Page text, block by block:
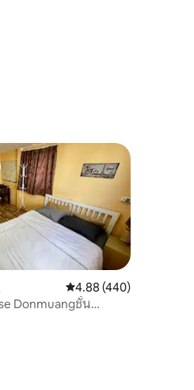
の平均評価
レビュー440件、5つ星
4.88 (440)
Donmuangชั้น